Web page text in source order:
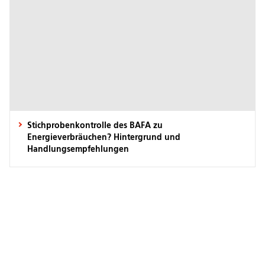
Stichprobenkontrolle des BAFA zu
Energieverbräuchen? Hintergrund und
Handlungsempfehlungen